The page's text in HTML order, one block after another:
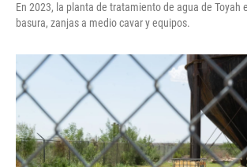
En 2023, la planta de tratamiento de agua de Toyah
basura, zanjas a medio cavar y equipos.